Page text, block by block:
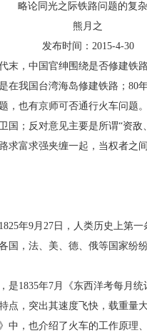
略论同光之际铁路问题的复
熊月之
发布时间： 2015-4-30
末，中国官绅围绕是否修建铁
在我国台湾海岛修建铁路； 80
，也有京师可否通行火车问题
国；反对意见主要是所谓“资
求富求强夹缠一起，当权者之
1825年9月 27 日，人类历史上第
国，法、美、德、俄等国家纷
是1835年7月《东西洋考每月
点，突出其速度飞快，载重量
中，也介绍了火车的工作原理